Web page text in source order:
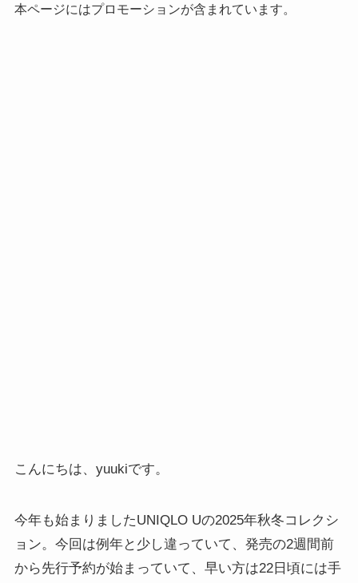
本ページにはプロモーションが含まれています。
こんにちは、yuukiです。
今年も始まりましたUNIQLO Uの2025年秋冬コレクシ
ョン。今回は例年と少し違っていて、発売の2週間前
から先行予約が始まっていて、早い方は22日頃には手